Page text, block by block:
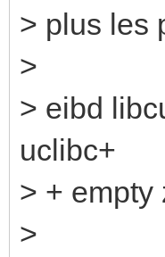
> plus les
>
> eibd
uclibc+
> + empty
>